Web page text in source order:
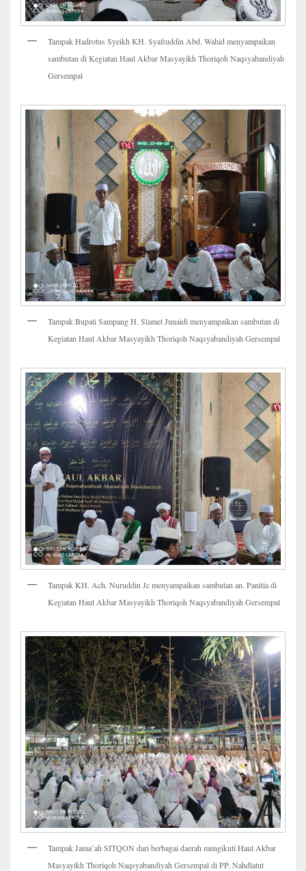
Tampak Hadrotus Syeikh KH. Syafiuddin Abd. Wahid menyampaikan
sambutan di Kegiatan Haul Akbar Masyayikh Thoriqoh Naqsyabandiyah
Gersempal
Tampak Bupati Sampang H. Slamet Junaidi menyampaikan sambutan di
Kegiatan Haul Akbar Masyayikh Thoriqoh Naqsyabandiyah Gersempal
Tampak KH. Ach. Nuruddin Jc menyampaikan sambutan an. Panitia di
Kegiatan Haul Akbar Masyayikh Thoriqoh Naqsyabandiyah Gersempal
Tampak Jama’ah SITQON dari berbagai daerah mengikuti Haul Akbar
Masyayikh Thoriqoh Naqsyabandiyah Gersempal di PP. Nahdlatut